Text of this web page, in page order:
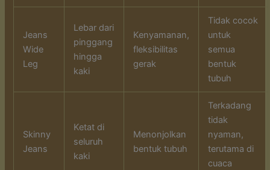
Jeans
Wide
Leg
Lebar dari
pinggang
hingga
kaki
Kenyamanan,
fleksibilitas
gerak
Tidak cocok
untuk
semua
bentuk
tubuh
Skinny
Jeans
Ketat di
seluruh
kaki
Menonjolkan
bentuk tubuh
Terkadang
tidak
nyaman,
terutama di
cuaca